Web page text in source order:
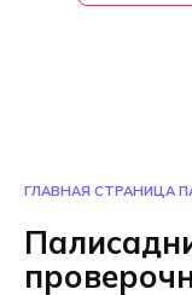
ГЛАВНАЯ СТРАНИЦА